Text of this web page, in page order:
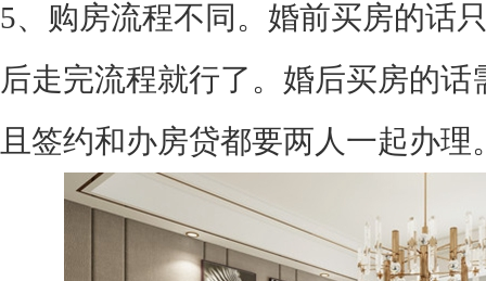
5、购房流程不同。婚前买房的话
后走完流程就行了。婚后买房的
且签约和办房贷都要两人一起办理